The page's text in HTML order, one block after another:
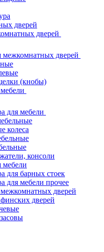
дверей
дверей
межкомнатных дверей
(кнобы)
для мебели
колеса
консоли
мебели
для барных стоек
для мебели прочее
дверей
дверей